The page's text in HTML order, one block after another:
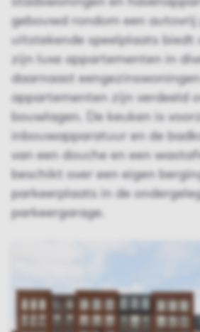
gebouwd rondom een autovrij
uitstekende speelplaats biedt
zijn luxe appartementen in
daarnaast
appartementen zijn verdeeld
bouwlagen. De keuken is
inbouwapparatuur en de
van een douche en een
beschikt over een eigen
parkeerplaats in de
parkeergarage.